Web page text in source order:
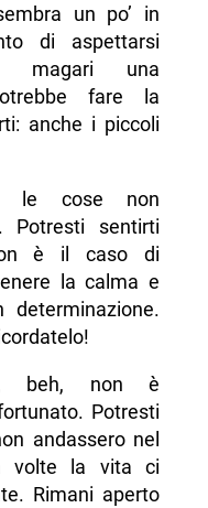
un po’ in
di aspettarsi
magari una
fare la
anche i piccoli
le cose non
Potresti sentirti
è il caso di
la calma e
beh, non è
Potresti
andassero nel
volte la vita ci
Rimani aperto